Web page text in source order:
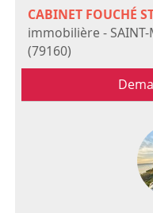
CABINET FOUCHÉ
immobilière - SAINT-
(79160)